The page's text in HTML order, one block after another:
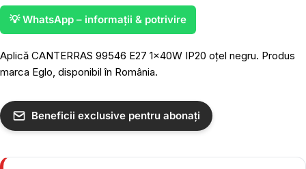
💡 WhatsApp – informații & potrivire
Aplică CANTERRAS 99546 E27 1x40W IP20 oțel negru. Produs
marca Eglo, disponibil în România.
Beneficii exclusive pentru abonați